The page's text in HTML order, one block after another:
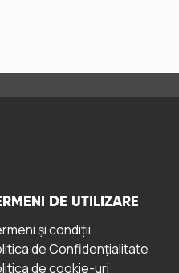
DE UTILIZARE
și condiții
de Confidențialitate
de cookie-uri